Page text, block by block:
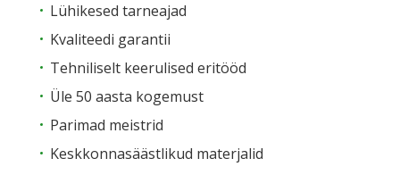
Lühikesed tarneajad
Kvaliteedi garantii
Tehniliselt keerulised eritööd
Üle 50 aasta kogemust
Parimad meistrid
Keskkonnasäästlikud materjalid